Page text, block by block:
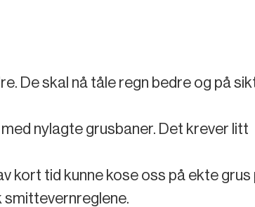
De skal nå tåle regn bedre og på sikt
nylagte grusbaner. Det krever litt
kort tid kunne kose oss på ekte grus
smittevernreglene.